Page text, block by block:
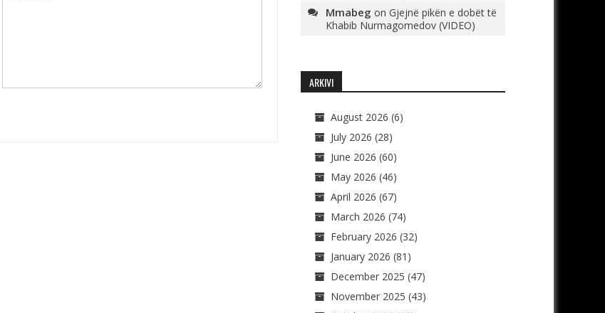
Mmabeg on Gjejnë pikën e dobët të
Khabib Nurmagomedov (VIDEO)
ARKIVI
August 2026 (6)
July 2026 (28)
June 2026 (60)
May 2026 (46)
April 2026 (67)
March 2026 (74)
February 2026 (32)
January 2026 (81)
December 2025 (47)
November 2025 (43)